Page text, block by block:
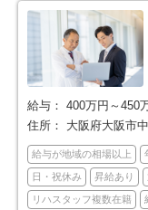
堺市美原区 16
豊中市 180
吹田市 141
高槻市 91
給与： 400万円～450
住所： 大阪府大阪市
給与が地域の相場以上
日・祝休み 昇給あり
リハスタッフ複数在籍